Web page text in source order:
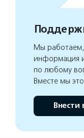
Мы работаем,
информация
по любому
Вместе мы
Внести